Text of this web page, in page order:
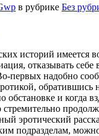
в рубрике Без
историй
отказывать
надобно
обстановке и
стремительно
эротический
подразделам,